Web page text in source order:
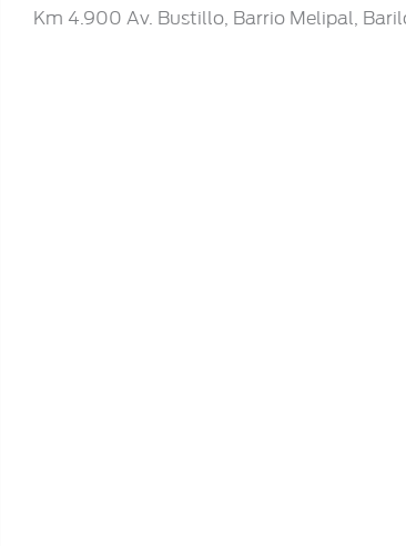
Km 4.900 Av. Bustillo, Barrio Melipal,